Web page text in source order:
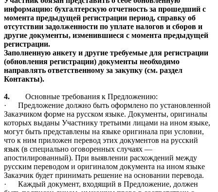
информацию: бухгалтерскую отчетность за прошедший с
момента предыдущей регистрации период, справку об
отсутствии задолженности по уплате налогов и сборов и
другие документы, изменившиеся с момента предыдущей
регистрации.
Заполненную анкету и другие требуемые для регистрации
(обновления регистрации) документы необходимо
направлять ответственному за закупку (см. раздел
Контакты).
4. Основные требования к Предложению:
·
Предложение должно быть оформлено по установленной
Заказчиком форме на русском языке. Документы, оригиналы
которых выданы Участнику третьими лицами на ином языке,
могут быть представлены на языке оригинала при условии,
что к ним приложен перевод этих документов на русский
язык (в специально оговоренных случаях —
апостилированный). При выявлении расхождений между
русским переводом и оригиналом документа на ином языке
Заказчик будет принимать решение на основании перевода.
·
Каждый документ, входящий в Предложение, должен